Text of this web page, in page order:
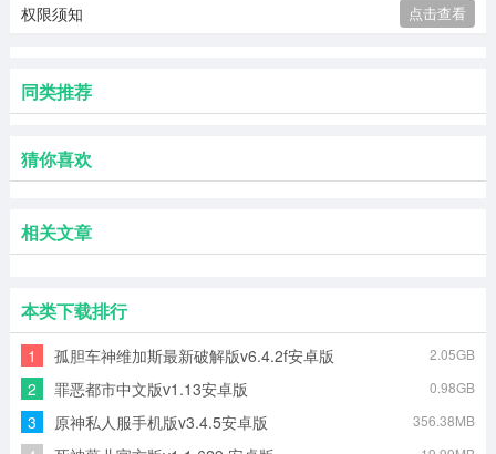
权限须知
点击查看
同类推荐
猜你喜欢
相关文章
本类下载排行
1 孤胆车神维加斯最新破解版v6.4.2f安卓版 2.05GB
2 罪恶都市中文版v1.13安卓版 0.98GB
3 原神私人服手机版v3.4.5安卓版 356.38MB